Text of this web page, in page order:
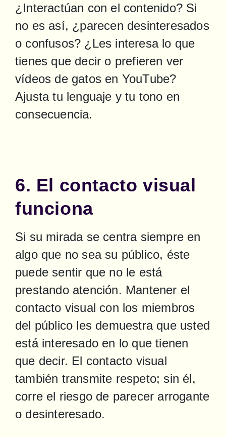
¿Interactúan con el contenido? Si
no es así, ¿parecen desinteresados
o confusos? ¿Les interesa lo que
tienes que decir o prefieren ver
vídeos de gatos en YouTube?
Ajusta tu lenguaje y tu tono en
consecuencia.
6. El contacto visual
funciona
Si su mirada se centra siempre en
algo que no sea su público, éste
puede sentir que no le está
prestando atención. Mantener el
contacto visual con los miembros
del público les demuestra que usted
está interesado en lo que tienen
que decir. El contacto visual
también transmite respeto; sin él,
corre el riesgo de parecer arrogante
o desinteresado.